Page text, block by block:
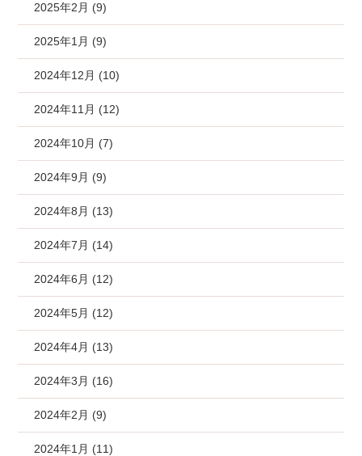
2025年2月 (9)
2025年1月 (9)
2024年12月 (10)
2024年11月 (12)
2024年10月 (7)
2024年9月 (9)
2024年8月 (13)
2024年7月 (14)
2024年6月 (12)
2024年5月 (12)
2024年4月 (13)
2024年3月 (16)
2024年2月 (9)
2024年1月 (11)